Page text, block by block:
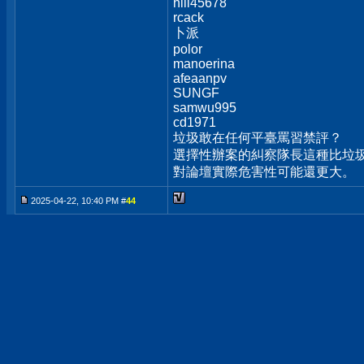
hill45678
rcack
卜派
polor
manoerina
afeaanpv
SUNGF
samwu995
cd1971
垃圾敢在任何平臺罵習禁評？
選擇性辦案的糾察隊長這種比垃
對論壇實際危害性可能還更大。
2025-04-22, 10:40 PM #44